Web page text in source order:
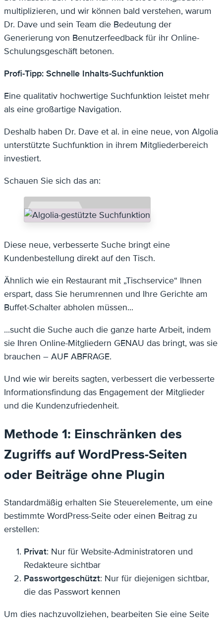
multiplizieren, und wir können bald verstehen, warum
Dr. Dave und sein Team die Bedeutung der
Generierung von Benutzerfeedback für ihr Online-
Schulungsgeschäft betonen.
Profi-Tipp: Schnelle Inhalts-Suchfunktion
Eine qualitativ hochwertige Suchfunktion leistet mehr
als eine großartige Navigation.
Deshalb haben Dr. Dave et al. in eine neue, von Algolia
unterstützte Suchfunktion in ihrem Mitgliederbereich
investiert.
Schauen Sie sich das an:
Diese neue, verbesserte Suche bringt eine
Kundenbestellung direkt auf den Tisch.
Ähnlich wie ein Restaurant mit „Tischservice“ Ihnen
erspart, dass Sie herumrennen und Ihre Gerichte am
Buffet-Schalter abholen müssen...
...sucht die Suche auch die ganze harte Arbeit, indem
sie Ihren Online-Mitgliedern GENAU das bringt, was sie
brauchen – AUF ABFRAGE.
Und wie wir bereits sagten, verbessert die verbesserte
Informationsfindung das Engagement der Mitglieder
und die Kundenzufriedenheit.
Methode 1: Einschränken des
Zugriffs auf WordPress-Seiten
oder Beiträge ohne Plugin
Standardmäßig erhalten Sie Steuerelemente, um eine
bestimmte WordPress-Seite oder einen Beitrag zu
erstellen:
Privat: Nur für Website-Administratoren und
Redakteure sichtbar
Passwortgeschützt: Nur für diejenigen sichtbar,
die das Passwort kennen
Um dies nachzuvollziehen, bearbeiten Sie eine Seite